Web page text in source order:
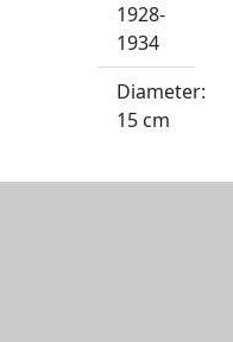
1928-
1934
Diameter:
15 cm